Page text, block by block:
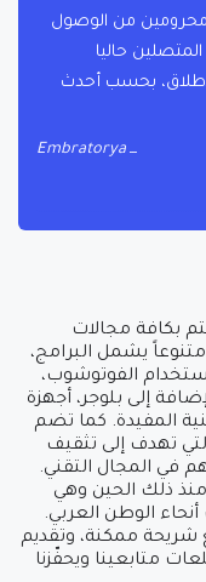
لا يزال ثلث سكان العالم في 2023 محرومين من الوصول
حاليا
بحسب أحدث
Embratorya
بكافة مجالات
يشمل البرامج،
الفوتوشوب،
إلى بلوجر، أجهزة
المفيدة. كما تضم
تهدف إلى تثقيف
في المجال التقني.
الإمبراطورية عام 2011، ومنذ ذلك الحين وهي
الوطن العربي.
شريحة ممكنة، وتقديم
متابعينا ويحفّزنا